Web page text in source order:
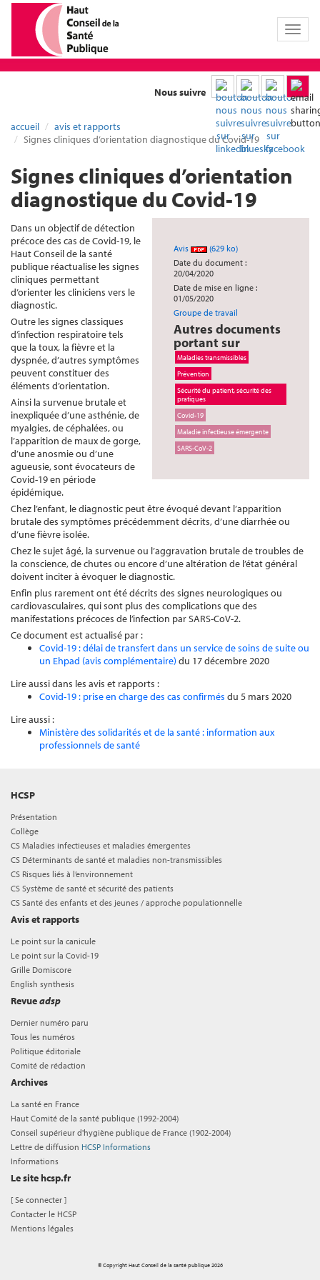
Toggle
Nous suivre
accueil
avis et rapports
Signes cliniques d’orientation diagnostique du Covid-19
Signes cliniques d’orientation
diagnostique du Covid-19
Avis
(629 ko)
Date du document :
20/04/2020
Date de mise en ligne :
01/05/2020
Groupe de travail
Autres documents
portant sur
Maladies transmissibles
Prévention
Sécurité du patient, sécurité des
pratiques
Covid-19
Maladie infectieuse émergente
SARS-CoV-2
Dans un objectif de détection
précoce des cas de Covid-19, le
Haut Conseil de la santé
publique réactualise les signes
cliniques permettant
d’orienter les cliniciens vers le
diagnostic.
Outre les signes classiques
d’infection respiratoire tels
que la toux, la fièvre et la
dyspnée, d’autres symptômes
peuvent constituer des
éléments d’orientation.
Ainsi la survenue brutale et
inexpliquée d’une asthénie, de
myalgies, de céphalées, ou
l’apparition de maux de gorge,
d’une anosmie ou d’une
agueusie, sont évocateurs de
Covid-19 en période
épidémique.
Chez l’enfant, le diagnostic peut être évoqué devant l’apparition
brutale des symptômes précédemment décrits, d’une diarrhée ou
d’une fièvre isolée.
Chez le sujet âgé, la survenue ou l’aggravation brutale de troubles de
la conscience, de chutes ou encore d’une altération de l’état général
doivent inciter à évoquer le diagnostic.
Enfin plus rarement ont été décrits des signes neurologiques ou
cardiovasculaires, qui sont plus des complications que des
manifestations précoces de l’infection par SARS-CoV-2.
Ce document est actualisé par :
Covid-19 : délai de transfert dans un service de soins de suite ou
un Ehpad (avis complémentaire) du 17 décembre 2020
Lire aussi dans les avis et rapports :
Covid-19 : prise en charge des cas confirmés du 5 mars 2020
Lire aussi :
Ministère des solidarités et de la santé : information aux
professionnels de santé
HCSP
Présentation
Collège
CS Maladies infectieuses et maladies émergentes
CS Déterminants de santé et maladies non-transmissibles
CS Risques liés à l’environnement
CS Système de santé et sécurité des patients
CS Santé des enfants et des jeunes / approche populationnelle
Avis et rapports
Le point sur la canicule
Le point sur la Covid-19
Grille Domiscore
English synthesis
Revueadsp
Dernier numéro paru
Tous les numéros
Politique éditoriale
Comité de rédaction
Archives
La santé en France
Haut Comité de la santé publique (1992-2004)
Conseil supérieur d'hygiène publique de France (1902-2004)
Lettre de diffusion HCSP Informations
Informations
Le site hcsp.fr
[Se connecter ]
Contacter le HCSP
Mentions légales
© Copyright Haut Conseil de la santé publique 2026